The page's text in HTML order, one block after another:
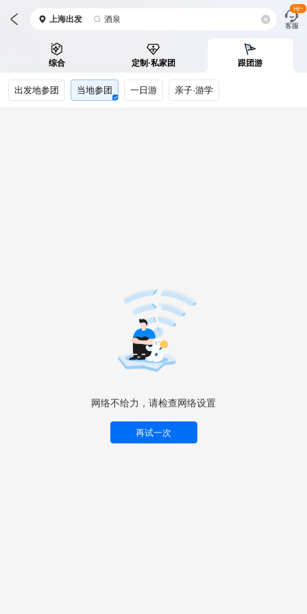
上海出发 酒泉
客服
Hi~
综合 定制·私家团 跟团游
出发地参团 当地参团 一日游 亲子·游学
网络不给力，请检查网络设置
再试一次